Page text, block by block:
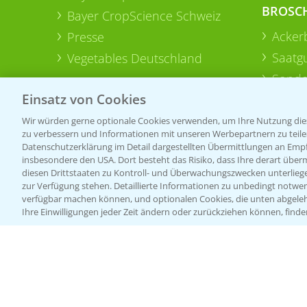
Bayer CropScience Schweiz
Presse
Vegetables Deutschland
Einsatz von Cookies
Wir würden gerne optionale Cookies verwenden, um Ihre Nutzung
zu verbessern und Informationen mit unseren Werbepartnern zu
Datenschutzerklärung im Detail dargestellten Übermittlungen an
insbesondere den USA. Dort besteht das Risiko, dass Ihre derart
diesen Drittstaaten zu Kontroll- und Überwachungszwecken
zur Verfügung stehen. Detaillierte Informationen zu unbedingt
verfügbar machen können, und optionalen Cookies, die unten
Ihre Einwilligungen jeder Zeit ändern oder zurückziehen können,